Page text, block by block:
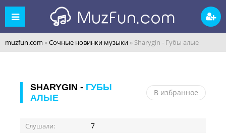
muzfun.com »Сочные новинки музыки » Sharygin - Губы алые
SHARYGIN - ГУБЫ
АЛЫЕ
В избранное
Слушали: 7